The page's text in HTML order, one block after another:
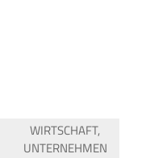
WIRTSCHAFT,
UNTERNEHMEN